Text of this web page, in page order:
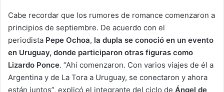
Cabe recordar que los rumores de romance comenzaron a
principios de septiembre. De acuerdo con el
periodista Pepe Ochoa, la dupla se conoció en un evento
en Uruguay, donde participaron otras figuras como
Lizardo Ponce. “Ahí comenzaron. Con varios viajes de él a
Argentina y de La Tora a Uruguay, se conectaron y ahora
están juntos”, explicó el integrante del ciclo de Ángel de